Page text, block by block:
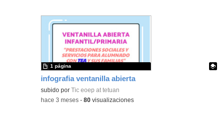
infografia ventanilla abierta
Contenido educativo.
subido por Tic eoep at tetuan
1 página
-hace 3 meses -80 visualizaciones